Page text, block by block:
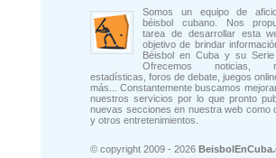
Somos un equipo de
béisbol cubano. Nos
tarea de desarrollar esta
objetivo de brindar
Béisbol en Cuba y su Serie
Ofrecemos noticias,
estadísticas, foros de debate, juegos
más... Constantemente buscamos
nuestros servicios por lo que pronto
nuevas secciones en nuestra web como
y otros entretenimientos.
© copyright 2009 - 2026